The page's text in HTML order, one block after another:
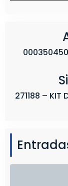
271188 – KIT